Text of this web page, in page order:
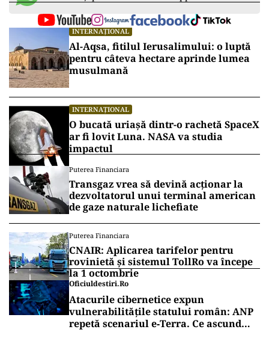
INTERNAȚIONAL
Al-Aqsa, fitilul Ierusalimului: o luptă
pentru câteva hectare aprinde lumea
musulmană
INTERNAȚIONAL
O bucată uriașă dintr-o rachetă SpaceX
ar fi lovit Luna. NASA va studia
impactul
Puterea Financiara
Transgaz vrea să devină acționar la
dezvoltatorul unui terminal american
de gaze naturale lichefiate
Puterea Financiara
CNAIR: Aplicarea tarifelor pentru
rovinietă și sistemul TollRo va începe
la 1 octombrie
Oficiuldestiri.ro
Atacurile cibernetice expun
vulnerabilitățile statului român: ANP
repetă scenariul e‑Terra. Ce ascund